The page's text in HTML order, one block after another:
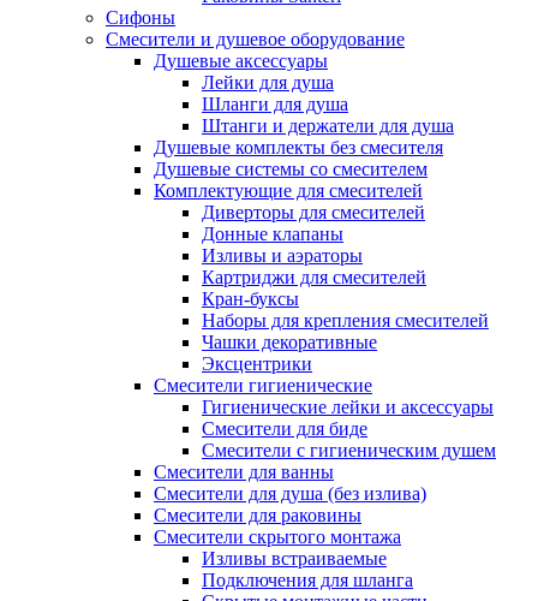
Сифоны
Смесители и душевое оборудование
Душевые аксессуары
Лейки для душа
Шланги для душа
Штанги и держатели для душа
Душевые комплекты без смесителя
Душевые системы со смесителем
Комплектующие для смесителей
Диверторы для смесителей
Донные клапаны
Изливы и аэраторы
Картриджи для смесителей
Кран-буксы
Наборы для крепления смесителей
Чашки декоративные
Эксцентрики
Смесители гигиенические
Гигиенические лейки и аксессуары
Смесители для биде
Смесители с гигиеническим душем
Смесители для ванны
Смесители для душа (без излива)
Смесители для раковины
Смесители скрытого монтажа
Изливы встраиваемые
Подключения для шланга